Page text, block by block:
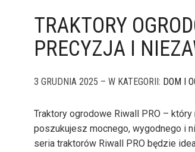
TRAKTORY
PRECYZJA I
3 GRUDNIA 2025 – W KATEGORII: DOM I
Traktory ogrodowe Riwall PRO – który
poszukujesz mocnego, wygodnego i
seria traktorów Riwall PRO będzie